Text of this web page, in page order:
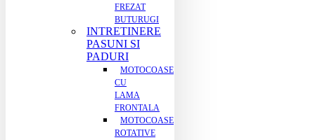
FREZAT
BUTURUGI
INTRETINERE
PASUNI SI
PADURI
MOTOCOASE
CU
LAMA
FRONTALA
MOTOCOASE
ROTATIVE